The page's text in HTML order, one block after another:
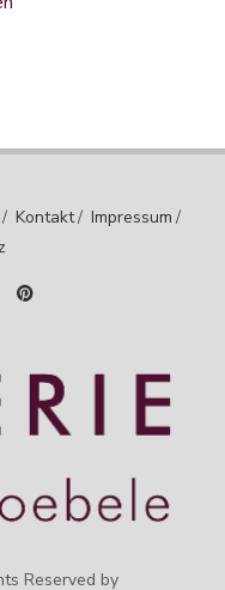
Reserved by
/ Kontakt/ Impressum /